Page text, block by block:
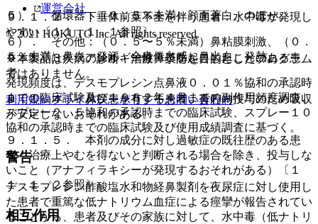
９．１．２． 下垂体前葉不全を伴う患者：水中毒が発現し
やすい〔１１．１．１参照〕。
９．１．３． アレルギー性鼻炎を起こしたことのある患
者。
９．１．４． 鼻疾患を有する患者：鼻腔内投与のため吸収
が安定しないおそれがある。
９．１．５． 本剤の成分に対し過敏症の既往歴のある患
者：治療上やむを得ないと判断される場合を除き、投与しな
いこと（アナフィラキシーが発現するおそれがある）〔１
１．１．２参照〕。
相互作用
５）． 循環器：（０．５％未満）顔面蒼白、のぼせ。
６）． その他：（０．５〜５％未満）鼻粘膜刺激、（０．
５％未満）鼻炎、発汗、全身倦怠感、鼻出血、発熱。
発現頻度は、デスモプレシン点鼻液０．０１％協和の承認時
までの臨床試験及び１９８２年４月までの副作用頻度調査、
スプレー２．５協和の承認時までの臨床試験、スプレー１０
協和の承認時までの臨床試験及び使用成績調査に基づく。
警告
デスモプレシン酢酸塩水和物経鼻製剤を夜尿症に対し使用し
た患者で重篤な低ナトリウム血症による痙攣が報告されてい
ることから、患者及びその家族に対して、水中毒（低ナトリ
運営会社
© 2021 HOKUTO Inc. All rights reserved.
※本製品は疾病の診断・治療・予防を目的としたプログラム
ではありません。
利用規約プライバシーポリシーお問い合わせ